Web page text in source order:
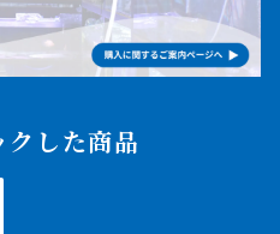
クした商品